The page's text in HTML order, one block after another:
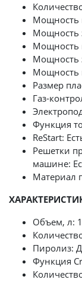
Мощность
Мощность
Мощность
Мощность
Мощность
Размер
Газ-
Функция
ReStart:
Решетки
машине:
Материал
Объем, л:
Пиролиз:
Функция